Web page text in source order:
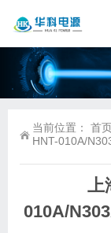
当前位置： 首
HNT-010A/
上
010A/